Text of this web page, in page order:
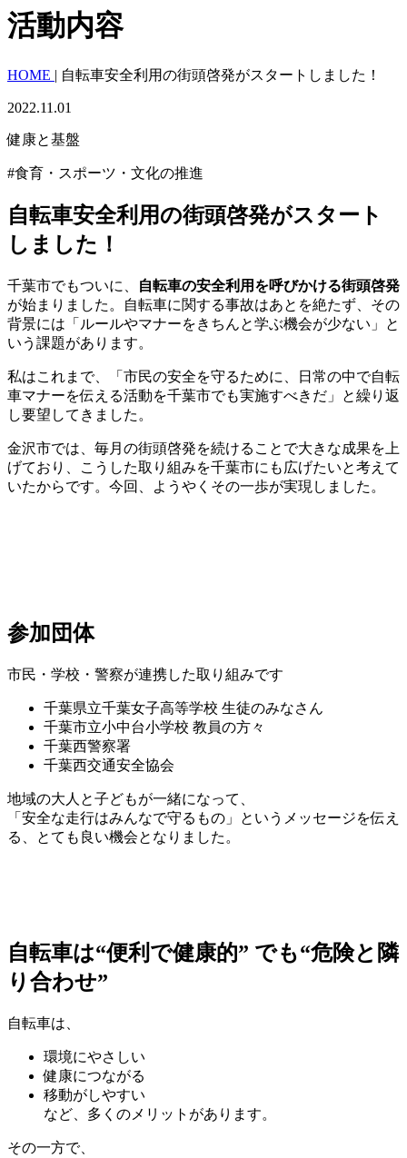
活動内容
HOME | 自転車安全利用の街頭啓発がスタートしました！
2022.11.01
健康と基盤
#食育・スポーツ・文化の推進
自転車安全利用の街頭啓発がスタート
しました！
千葉市でもついに、
自転車の安全利用を呼びかける街頭啓発
が始まりました。自転車に関する事故はあとを絶たず、その
背景には「ルールやマナーをきちんと学ぶ機会が少ない」と
いう課題があります。
私はこれまで、「市民の安全を守るために、日常の中で自転
車マナーを伝える活動を千葉市でも実施すべきだ」と繰り返
し要望してきました。
金沢市では、毎月の街頭啓発を続けることで大きな成果を上
げており、こうした取り組みを千葉市にも広げたいと考えて
いたからです。今回、ようやくその一歩が実現しました。
参加団体
市民・学校・警察が連携した取り組みです
千葉県立千葉女子高等学校 生徒のみなさん
千葉市立小中台小学校 教員の方々
千葉西警察署
千葉西交通安全協会
地域の大人と子どもが一緒になって、
「安全な走行はみんなで守るもの」というメッセージを伝え
る、とても良い機会となりました。
自転車は“便利で健康的” でも“危険と隣
り合わせ”
自転車は、
環境にやさしい
健康につながる
移動がしやすい
など、多くのメリットがあります。
その一方で、